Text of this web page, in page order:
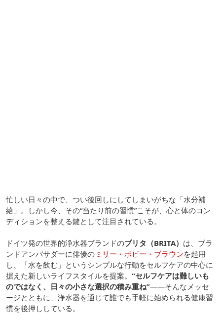
忙しい日々の中で、つい後回しにしてしまいがちな「水分補
給」。しかし今、その“当たり前の習慣”こそが、心と体のコン
ディションを整える鍵として注目されている。
ドイツ発の世界的浄水器ブランドのブリタ（BRITA） は、ブラ
ンドアンバサダーに俳優のミリー・ボビー・ブラウンを起用
し、「水を飲む」というシンプルな行動をセルフケアの中心に
据えた新しいライフスタイルを提案。 “セルフケアは難しいも
のではなく、日々の小さな選択の積み重ね”——そんなメッセ
ージとともに、浄水器を通じて誰でも手軽に始められる健康習
慣を後押ししている。